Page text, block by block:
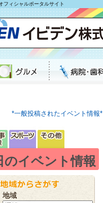
フィシャルポータルサイト
*一般投稿されたイベント情報*
のイベント情報
地域